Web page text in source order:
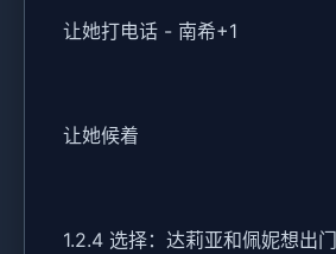
让她打电话 - 南希+1
让她候着
1.2.4 选择：达莉亚和佩妮想出门